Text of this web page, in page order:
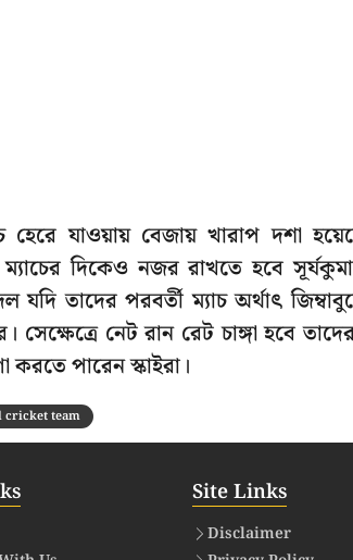
যাওয়ায় বেজায় খারাপ দশা
দিকেও নজর রাখতে হবে
তাদের পরবর্তী ম্যাচ অর্থাৎ
নেট রান রেট চাঙ্গা হবে
করতে পারেন স্কাইরা।
cricket team
Site Links
Disclaimer